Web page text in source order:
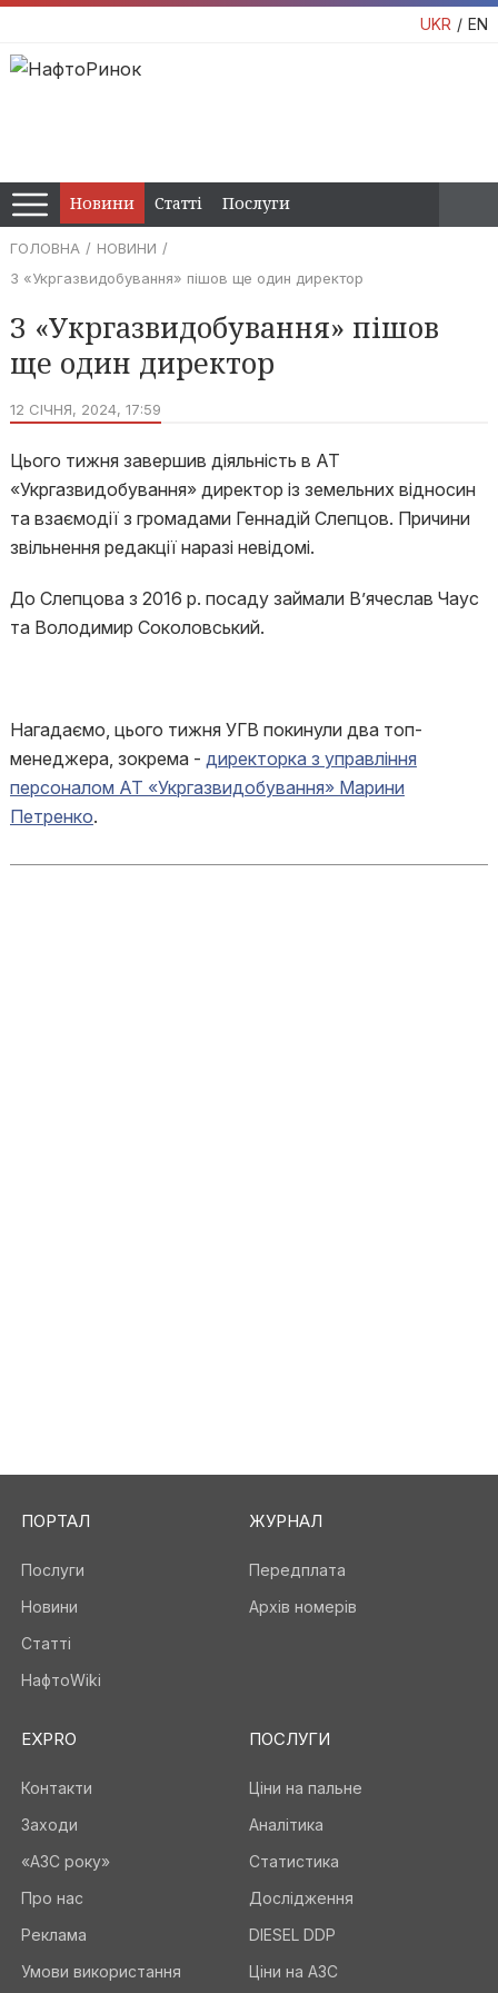
UKR EN
Новини Статті Послуги
ГОЛОВНА
НОВИНИ
З «Укргазвидобування» пішов ще один директор
З «Укргазвидобування» пішов
ще один директор
12 СІЧНЯ, 2024, 17:59
Цього тижня завершив діяльність в АТ
«Укргазвидобування» директор із земельних відносин
та взаємодії з громадами Геннадій Слепцов. Причини
звільнення редакції наразі невідомі.
До Слепцова з 2016 р. посаду займали В’ячеслав Чаус
та Володимир Соколовський.
Нагадаємо, цього тижня УГВ покинули два топ-
менеджера, зокрема - директорка з управління
персоналом АТ «Укргазвидобування» Марини
Петренко.
ПОРТАЛ
Послуги
Новини
Статті
НафтоWiki
ЖУРНАЛ
Передплата
Архів номерів
EXPRO
Контакти
Заходи
«АЗС року»
Про нас
Реклама
Умови використання
ПОСЛУГИ
Ціни на пальне
Аналітика
Статистика
Дослідження
DIESEL DDP
Ціни на АЗС